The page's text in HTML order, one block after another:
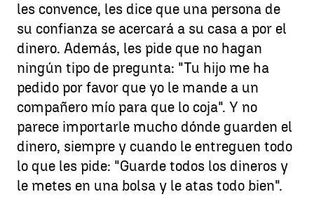
les convence, les dice que una persona de
su confianza se acercará a su casa a por el
dinero. Además, les pide que no hagan
ningún tipo de pregunta: "Tu hijo me ha
pedido por favor que yo le mande a un
compañero mío para que lo coja". Y no
parece importarle mucho dónde guarden el
dinero, siempre y cuando le entreguen todo
lo que les pide: "Guarde todos los dineros y
le metes en una bolsa y le atas todo bien".